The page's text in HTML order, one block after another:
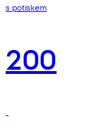
s potiskem
200